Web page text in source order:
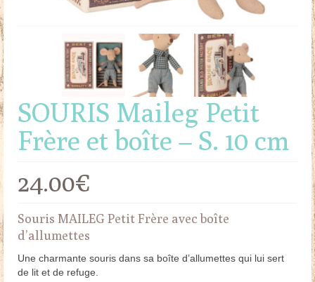
SOURIS Maileg Petit
Frère et boîte – S. 10 cm
24.00€
Souris MAILEG Petit Frère avec boîte
d’allumettes
Une charmante souris dans sa boîte d’allumettes qui lui sert
de lit et de refuge.